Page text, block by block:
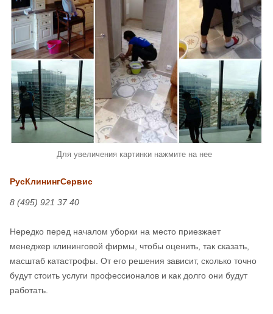
Для увеличения картинки нажмите на нее
РусКлинингСервис
8 (495) 921 37 40
Нередко перед началом уборки на место приезжает
менеджер клининговой фирмы, чтобы оценить, так сказать,
масштаб катастрофы. От его решения зависит, сколько точно
будут стоить услуги профессионалов и как долго они будут
работать.